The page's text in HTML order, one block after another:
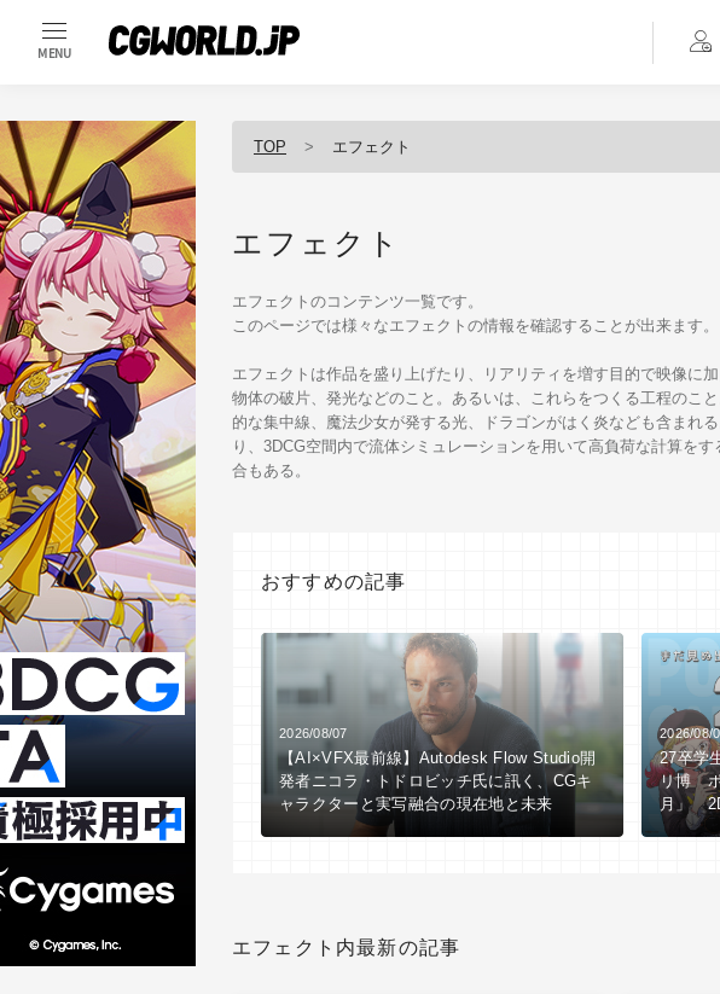
MENU
TOP エフェクト
エフェクト
エフェクトのコンテンツ一覧です。
このページでは様々なエフェクトの情報を確認することが出来ます。
エフェクトは作品を盛り上げたり、リアリティを増す目的で映像に
物体の破片、発光などのこと。あるいは、これらをつくる工程のこ
的な集中線、魔法少女が発する光、ドラゴンがはく炎なども含まれ
り、3DCG空間内で流体シミュレーションを用いて高負荷な計算を
合もある。
おすすめの記事
2026/08/07
【AI×VFX最前線】Autodesk Flow Studio開
発者ニコラ・トドロビッチ氏に訊く、CGキ
ャラクターと実写融合の現在地と未来
2026/08/
27卒学
リ博 ポ
月」
※9/1（
エフェクト内最新の記事